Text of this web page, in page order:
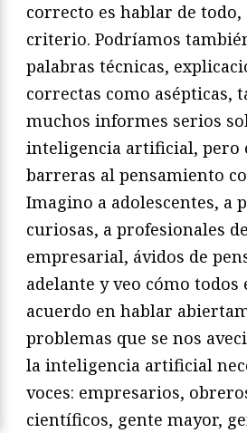
correcto es hablar de
criterio. Podríamos
palabras técnicas,
correctas como asépticas,
muchos informes serios
inteligencia artificial, pero
barreras al pensamiento
Imagino a adolescentes, a
curiosas, a profesionales
empresarial, ávidos de
adelante y veo cómo todos
acuerdo en hablar
problemas que se nos
la inteligencia artificial
voces: empresarios,
científicos, gente mayor,